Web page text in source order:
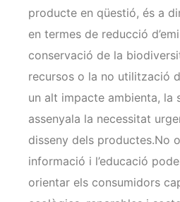
producte en qüestió, és a
en termes de reducció
conservació de la
recursos o la no utilització
un alt impacte ambienta, la
assenyala la necessitat
disseny dels productes.No
informació i l’educació
orientar els consumidors